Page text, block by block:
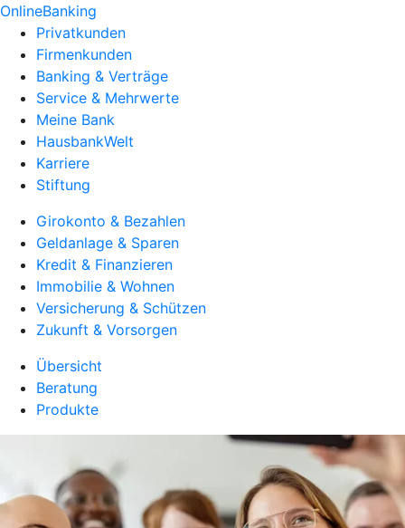
OnlineBanking
Privatkunden
Firmenkunden
Banking & Verträge
Service & Mehrwerte
Meine Bank
HausbankWelt
Karriere
Stiftung
Girokonto & Bezahlen
Geldanlage & Sparen
Kredit & Finanzieren
Immobilie & Wohnen
Versicherung & Schützen
Zukunft & Vorsorgen
Übersicht
Beratung
Produkte